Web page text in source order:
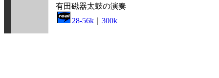
有田磁器太鼓の演奏
28-56k
300k